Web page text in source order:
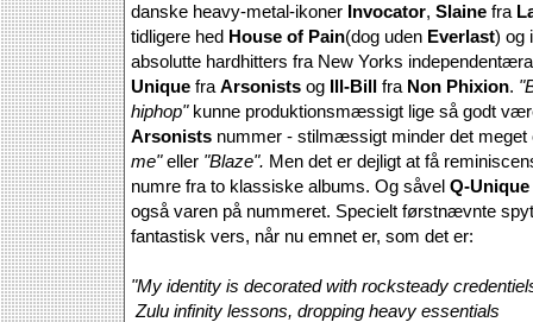
danske heavy-metal-ikoner Invocator, Slaine fra
tidligere hed House of Pain(dog uden Everlast) og
absolutte hardhitters fra New Yorks
Unique fra Arsonists og Ill-Bill fra Non Phixion.
hiphop"kunne produktionsmæssigt lige så godt
Arsonists nummer - stilmæssigt minder det
me"eller "Blaze". Men det er dejligt at få
numre fra to klassiske albums. Og såvel Q-Unique
også varen på nummeret. Specielt førstnævnte
fantastisk vers, når nu emnet er, som det er:
"My identity is decorated with rocksteady
Zulu infinity lessons, dropping heavy essentials